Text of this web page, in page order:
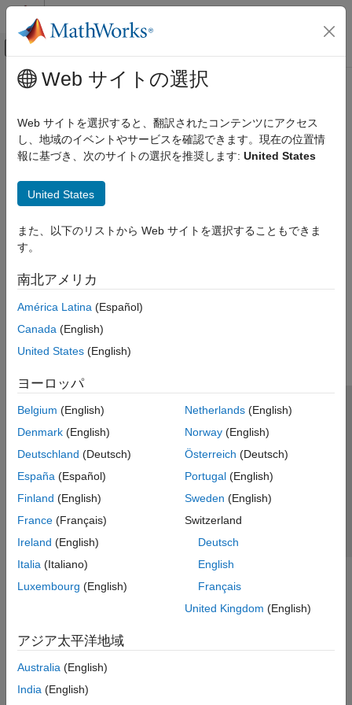
コンテンツへスキップ
オフキャンバス ナビゲーション メ
ドキュメンテーションのホーム
メインコンテンツ
Web サイトの選択
Web サイトを選択すると、翻訳されたコンテンツにアクセス
し、地域のイベントやサービスを確認できます。現在の位置情
報に基づき、次のサイトの選択を推奨します: United States
United States
また、以下のリストから Web サイトを選択することもできま
す。
南北アメリカ
América Latina (Español)
Canada (English)
United States (English)
ヨーロッパ
Belgium (English)
Denmark (English)
Deutschland (Deutsch)
España (Español)
Finland (English)
France (Français)
Ireland (English)
Italia (Italiano)
Luxembourg (English)
Netherlands(English)
Norway(English)
Österreich (Deutsch)
Portugal(English)
Sweden (English)
Switzerland
Deutsch
English
Français
United Kingdom (English)
アジア太平洋地域
Australia (English)
India (English)
トラストセンター
プライバシー ポリシー
違法コピー防止
アプリケーション ステータス
© 1994-2026 The MathWorks, Inc.